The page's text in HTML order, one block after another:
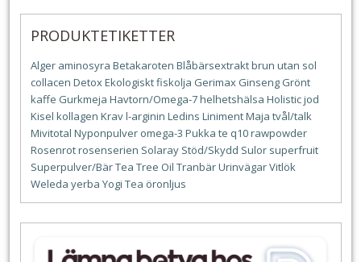
PRODUKTETIKETTER
Alger aminosyra Betakaroten Blåbärsextraktbrun utan sol
collacen DetoxEkologisktfiskolja Gerimax Ginseng Grönt
kaffe Gurkmeja Havtorn/Omega-7helhetshälsa Holisticjod
Kisel kollagen Kravl-arginin Ledins LinimentMaja tvål/talk
Mivitotal Nyponpulver omega-3 Pukka te q10rawpowder
Rosenrotrosenserien Solaray Stöd/Skydd Sulor superfruit
Superpulver/BärTea Tree Oil TranbärUrinvägarVitlök
Weleda yerba Yogi Tea öronljus